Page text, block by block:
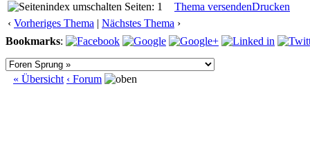
Seiten: 1 Thema versendenDrucken
‹ Vorheriges Thema | Nächstes Thema ›
Bookmarks:
« Übersicht ‹ Forum